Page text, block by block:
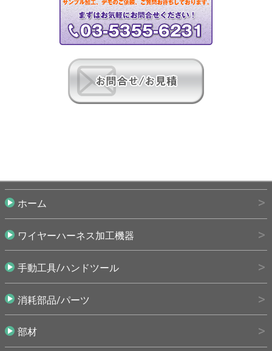
ホーム
ワイヤーハーネス加工機器
手動工具/ハンドツール
消耗部品/パーツ
部材